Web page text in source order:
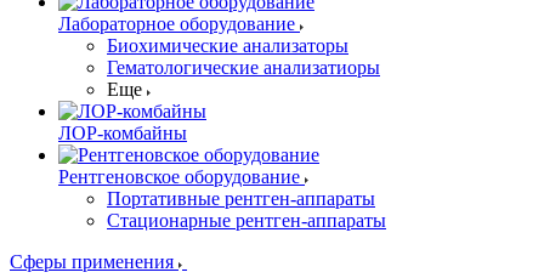
Лабораторное оборудование
Биохимические анализаторы
Гематологические анализатиоры
Еще
ЛОР-комбайны
Рентгеновское оборудование
Портативные рентген-аппараты
Стационарные рентген-аппараты
Сферы применения